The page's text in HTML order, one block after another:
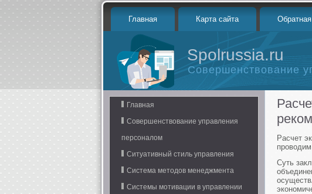
Главная Карта сайта
Spolrussia.ru
Совершенствование
Главная
Совершенствование управления
персоналом
Ситуативный стиль управления
Система методов менеджмента
Системы мотивации в управлении
Расчет
Суть